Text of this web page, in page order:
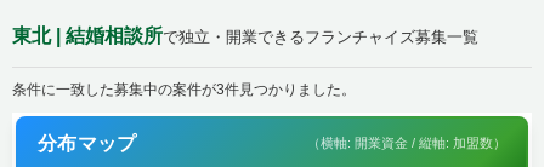
東北 | 結婚相談所で独立・開業できるフランチャイズ募集一覧
条件に一致した募集中の案件が3件見つかりました。
分布マップ （横軸: 開業資金 / 縦軸: 加盟数）